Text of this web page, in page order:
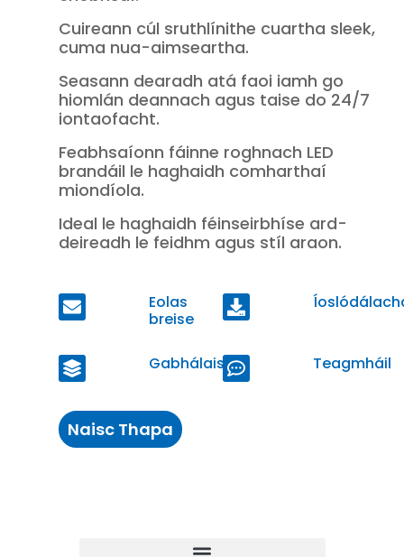
Cuireann cúl sruthlínithe cuartha sleek,
cuma nua-aimseartha.
Seasann dearadh atá faoi iamh go
hiomlán deannach agus taise do 24/7
iontaofacht.
Feabhsaíonn fáinne roghnach LED
brandáil le haghaidh comharthaí
miondíola.
Ideal le haghaidh féinseirbhíse ard-
deireadh le feidhm agus stíl araon.
Eolas
breise
Gabhálais Teagmháil
Naisc Thapa